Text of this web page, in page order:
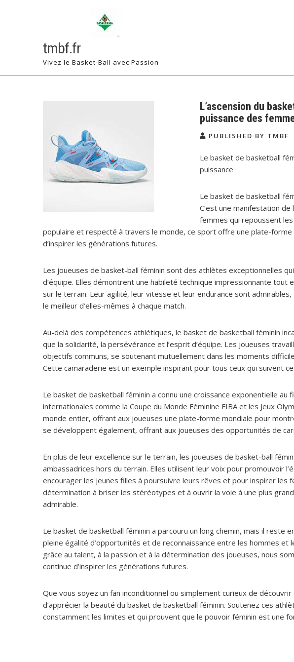
tmbf.fr
Vivez le Basket-Ball avec Passion
L’ascension du
puissance des
PUBLISHED BY TMBF
Le basket de basketball
puissance
Le basket de basketball
C’est une manifestation
femmes qui repoussent
populaire et respecté à travers le monde, ce sport offre une plate-
d’inspirer les générations futures.
Les joueuses de basket-ball féminin sont des athlètes exceptionnelles
d’équipe. Elles démontrent une habileté technique impressionnante tout
sur le terrain. Leur agilité, leur vitesse et leur endurance sont
le meilleur d’elles-mêmes à chaque match.
Au-delà des compétences athlétiques, le basket de basketball féminin
que la solidarité, la persévérance et l’esprit d’équipe. Les joueuses
objectifs communs, se soutenant mutuellement dans les moments
Cette camaraderie est un exemple inspirant pour tous ceux qui suivent
Le basket de basketball féminin a connu une croissance exponentielle au
internationales comme la Coupe du Monde Féminine FIBA et les Jeux
monde entier, offrant aux joueuses une plate-forme mondiale pour
se développent également, offrant aux joueuses des opportunités de
En plus de leur excellence sur le terrain, les joueuses de basket-ball
ambassadrices hors du terrain. Elles utilisent leur voix pour promouvoir
encourager les jeunes filles à poursuivre leurs rêves et pour inspirer les
détermination à briser les stéréotypes et à ouvrir la voie à une plus
admirable.
Le basket de basketball féminin a parcouru un long chemin, mais il reste
pleine égalité d’opportunités et de reconnaissance entre les hommes et
grâce au talent, à la passion et à la détermination des joueuses, nous
continue d’inspirer les générations futures.
Que vous soyez un fan inconditionnel ou simplement curieux de
d’apprécier la beauté du basket de basketball féminin. Soutenez ces
constamment les limites et qui prouvent que le pouvoir féminin est une